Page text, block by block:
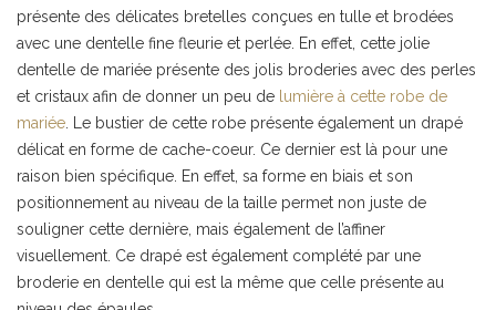
présente des délicates bretelles conçues en tulle et brodées
avec une dentelle fine fleurie et perlée. En effet, cette jolie
dentelle de mariée présente des jolis broderies avec des perles
et cristaux afin de donner un peu de lumière à cette robe de
mariée . Le bustier de cette robe présente également un drapé
délicat en forme de cache-coeur. Ce dernier est là pour une
raison bien spécifique. En effet, sa forme en biais et son
positionnement au niveau de la taille permet non juste de
souligner cette dernière, mais également de l’affiner
visuellement. Ce drapé est également complété par une
broderie en dentelle qui est la même que celle présente au